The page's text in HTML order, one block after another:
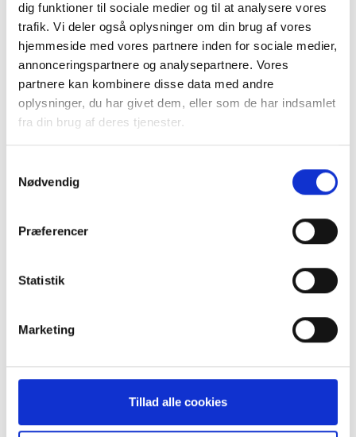
dig funktioner til sociale medier og til at analysere vores
trafik. Vi deler også oplysninger om din brug af vores
hjemmeside med vores partnere inden for sociale medier,
annonceringspartnere og analysepartnere. Vores
partnere kan kombinere disse data med andre
oplysninger, du har givet dem, eller som de har indsamlet
fra din brug af deres tjenester.
Nødvendig
Præferencer
Statistik
Marketing
Tillad alle cookies
Sidst opdateret: 28. maj 2026 kl.14:55
BLIV MEDLEM ›
FÅ RÅDGIVNING ›
NYHEDER
Ny podcast: Når CP bliver en del af familien ›
Moderniseret botilbud til mennesker med CP på vej! ›
På cykel til Paris ›
CP Danmark på Folkemødet 2024 ›
Katastrofal politisk aftale om handicapområdet ›
Ny pårørendeundersøgelse ›